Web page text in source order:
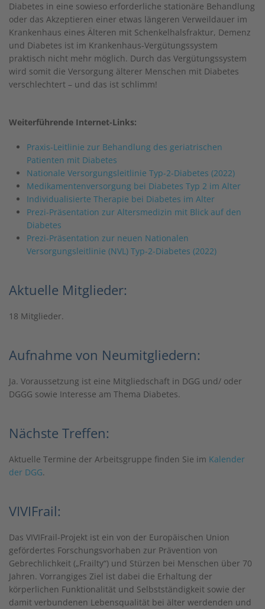
Diabetes in eine sowieso erforderliche stationäre Behandlung
oder das Akzeptieren einer etwas längeren Verweildauer im
Krankenhaus eines Älteren mit Schenkelhalsfraktur, Demenz
und Diabetes ist im Krankenhaus-Vergütungssystem
praktisch nicht mehr möglich. Durch das Vergütungssystem
wird somit die Versorgung älterer Menschen mit Diabetes
verschlechtert – und das ist schlimm!
Weiterführende Internet-Links:
Praxis-Leitlinie zur Behandlung des geriatrischen
Patienten mit Diabetes
Nationale Versorgungsleitlinie Typ-2-Diabetes (2022)
Medikamentenversorgung bei Diabetes Typ 2 im Alter
Individualisierte Therapie bei Diabetes im Alter
Prezi-Präsentation zur Altersmedizin mit Blick auf den
Diabetes
Prezi-Präsentation zur neuen Nationalen
Versorgungsleitlinie (NVL) Typ-2-Diabetes (2022)
Aktuelle Mitglieder:
18 Mitglieder.
Aufnahme von Neumitgliedern:
Ja. Voraussetzung ist eine Mitgliedschaft in DGG und/ oder
DGGG sowie Interesse am Thema Diabetes.
Nächste Treffen:
Aktuelle Termine der Arbeitsgruppe finden Sie im Kalender
der DGG.
VIVIFrail:
Das VIVIFrail-Projekt ist ein von der Europäischen Union
gefördertes Forschungsvorhaben zur Prävention von
Gebrechlichkeit („Frailty“) und Stürzen bei Menschen über 70
Jahren. Vorrangiges Ziel ist dabei die Erhaltung der
körperlichen Funktionalität und Selbstständigkeit sowie der
damit verbundenen Lebensqualität bei älter werdenden und